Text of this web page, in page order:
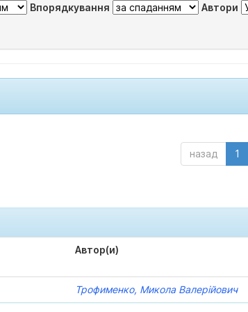
Впорядкування Автори
назад 1
Автор(и)
Трофименко, Микола Валерійович